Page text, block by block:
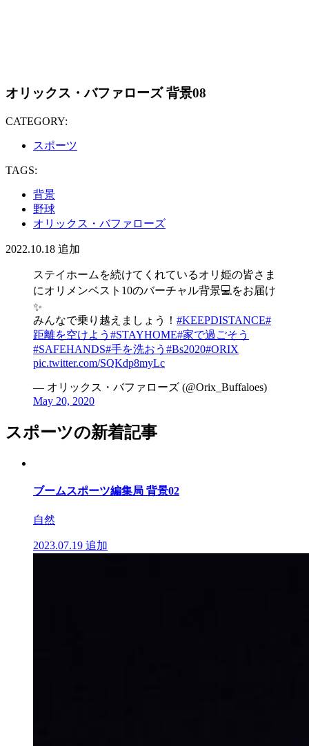
オリックス・バファローズ 背景08
CATEGORY:
スポーツ
TAGS:
背景
野球
オリックス・バファローズ
2022.10.18 追加
ステイホームを続けてくれているオリ姫の皆さま
にオリメンベスト10のバーチャル背景💻をお届け
✨
みんなで乗り越えましょう！ #KEEPDISTANCE#
距離を空けよう #STAYHOME#家で過ごそう
#SAFEHANDS#手を洗おう #Bs2020#ORIX
pic.twitter.com/SQKdp8myLc
— オリックス・バファローズ (@Orix_Buffaloes)
May 20, 2020
スポーツの新着記事
ブームスポーツ編集局 背景02
自然
2023.07.19 追加